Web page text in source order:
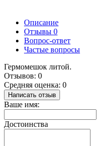
Описание
Отзывы 0
Вопрос-ответ
Частые вопросы
Гермомешок литой.
Отзывов: 0
Средняя оценка: 0
Написать отзыв
Ваше имя:
Достоинства